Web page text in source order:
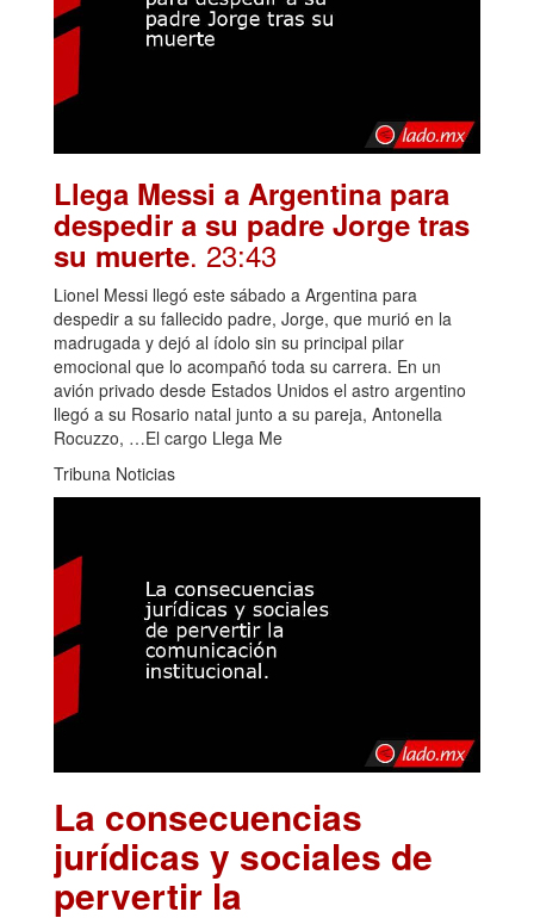
Llega Messi a Argentina para
despedir a su padre Jorge tras
su muerte. 23:43
Lionel Messi llegó este sábado a Argentina para
despedir a su fallecido padre, Jorge, que murió en la
madrugada y dejó al ídolo sin su principal pilar
emocional que lo acompañó toda su carrera. En un
avión privado desde Estados Unidos el astro argentino
llegó a su Rosario natal junto a su pareja, Antonella
Rocuzzo, …El cargo Llega Me
Tribuna Noticias
La consecuencias
jurídicas y sociales de
pervertir la